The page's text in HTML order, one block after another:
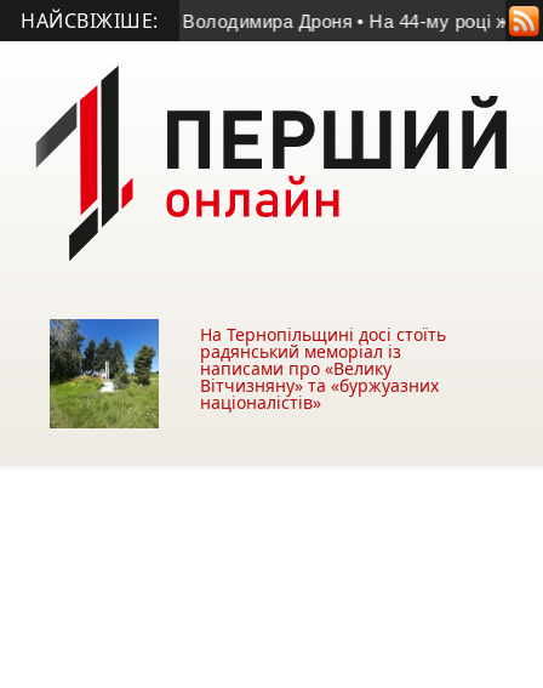
НАЙСВІЖІШЕ:
пам’яті Володимира Дроня • На 44-му році життя
На Тернопільщині досі стоїть
радянський меморіал із
написами про «Велику
Вітчизняну» та «буржуазних
націоналістів»